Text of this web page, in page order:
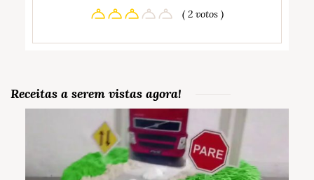
( 2 votos )
Receitas a serem vistas agora!